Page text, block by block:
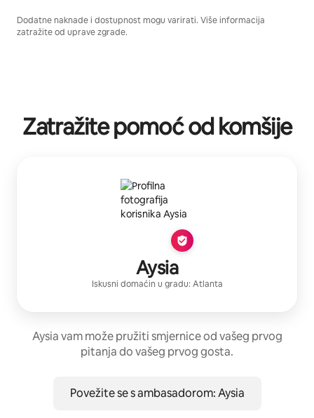
Dodatne naknade i dostupnost mogu varirati. Više informacija
zatražite od uprave zgrade.
Zatražite pomoć od komšije
Aysia
Iskusni domaćin u gradu: Atlanta
Aysia vam može pružiti smjernice od vašeg prvog
pitanja do vašeg prvog gosta.
Povežite se s ambasadorom: Aysia